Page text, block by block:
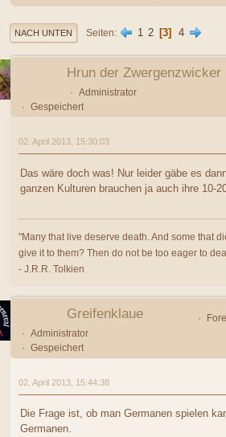
NACH UNTEN Seiten 1 2 3 4
Hrun der Zwergenzwicker
Administrator
Gespeichert
02. April 2013, 15:30:03
Das wäre doch was! Nur leider gäbe es
ganzen Kulturen brauchen ja auch ihre 10-
"Many that live deserve death. And some that
give it to them? Then do not be too eager to
- J.R.R. Tolkien
Greifenklaue
Administrator
Gespeichert
02. April 2013, 15:44:38
Die Frage ist, ob man Germanen spielen
Germanen.